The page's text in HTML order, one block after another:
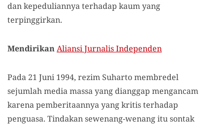
dan kepeduliannya terhadap kaum yang
terpinggirkan.
MendirikanAliansi Jurnalis Independen
Pada 21 Juni 1994, rezim Suharto membredel
sejumlah media massa yang dianggap mengancam
karena pemberitaannya yang kritis terhadap
penguasa. Tindakan sewenang-wenang itu sontak